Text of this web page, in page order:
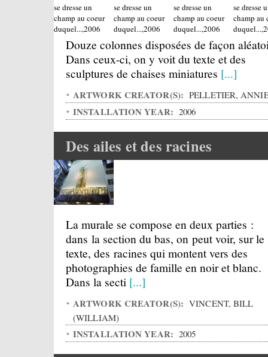
Douze colonnes disposées de façon
Dans ceux-ci, on y voit du texte et des
sculptures de chaises miniatures [...]
ARTWORK CREATOR(S): PELLETIER,
INSTALLATION YEAR: 2006
Des ailes et des racines
La murale se compose en deux parties :
dans la section du bas, on peut voir, sur le
texte, des racines qui montent vers des
photographies de famille en noir et blanc.
Dans la secti [...]
ARTWORK CREATOR(S): VINCENT, BILL
(WILLIAM)
INSTALLATION YEAR: 2005